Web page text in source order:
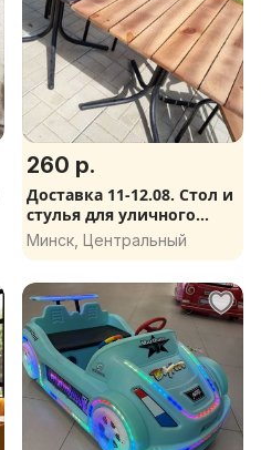
260 р.
Доставка 11-12.08. Стол и
стулья для уличного
кафе
Минск, Центральный